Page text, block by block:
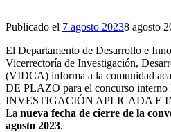
Publicado el 7 agosto 20238 agosto
El Departamento de Desarrollo e
Vicerrectoría de Investigación,
(VIDCA) informa a la comunidad
DE PLAZO para el concurso
INVESTIGACIÓN APLICADA E
La nueva fecha de cierre de la
agosto 2023.